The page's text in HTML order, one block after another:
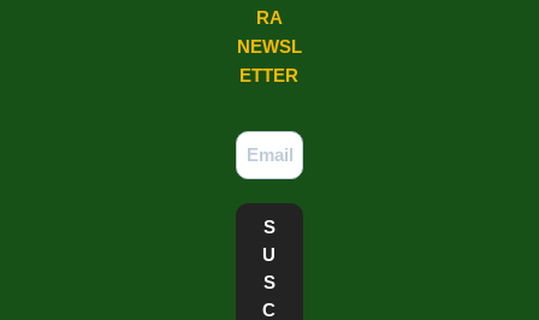
RA
NEWSL
ETTER
S
U
S
C